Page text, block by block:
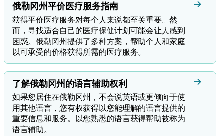
俄勒冈州平价医疗服务指南
获得平价医疗服务对每个人来说都至关重要。然
而，寻找适合自己的医疗保健计划可能会让人感到
困惑。俄勒冈州提供了多种方案，帮助个人和家庭
以可承受的价格获得所需的医疗服务。
了解俄勒冈州的语言辅助权利
如果您居住在俄勒冈州，不会说英语或更倾向于使
用其他语言，您有权获得以您能理解的语言提供的
重要信息和服务。以您熟悉的语言获得帮助被称为
语言辅助。